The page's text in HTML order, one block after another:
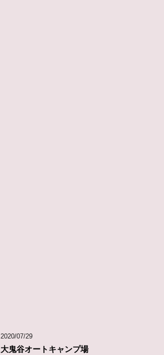
2020/07/29
大鬼谷オートキャンプ場